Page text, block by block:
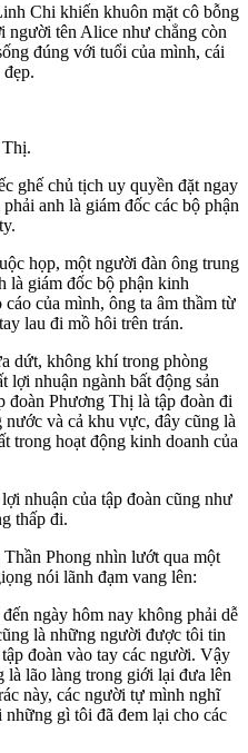
Chi khiến khuôn mặt cô bỗng
người tên Alice như chẳng còn
đúng với tuổi của mình, cái
ghế chủ tịch uy quyền đặt ngay
anh là giám đốc các bộ phận
họp, một người đàn ông trung
là giám đốc bộ phận kinh
của mình, ông ta âm thầm từ
lau đi mồ hôi trên trán.
dứt, không khí trong phòng
lợi nhuận ngành bất động sản
đoàn Phương Thị là tập đoàn đi
và cả khu vực, đây cũng là
trong hoạt động kinh doanh của
nhuận của tập đoàn cũng như
thấp đi.
Phong nhìn lướt qua một
nói lãnh đạm vang lên:
ngày hôm nay không phải dễ
là những người được tôi tin
đoàn vào tay các người. Vậy
lão làng trong giới lại đưa lên
này, các người tự mình nghĩ
gì tôi đã đem lại cho các